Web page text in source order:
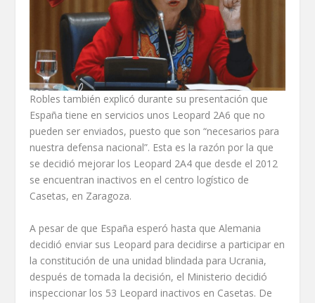
Robles también explicó durante su presentación que
España tiene en servicios unos Leopard 2A6 que no
pueden ser enviados, puesto que son “necesarios para
nuestra defensa nacional”. Esta es la razón por la que
se decidió mejorar los Leopard 2A4 que desde el 2012
se encuentran inactivos en el centro logístico de
Casetas, en Zaragoza.
A pesar de que España esperó hasta que Alemania
decidió enviar sus Leopard para decidirse a participar en
la constitución de una unidad blindada para Ucrania,
después de tomada la decisión, el Ministerio decidió
inspeccionar los 53 Leopard inactivos en Casetas. De